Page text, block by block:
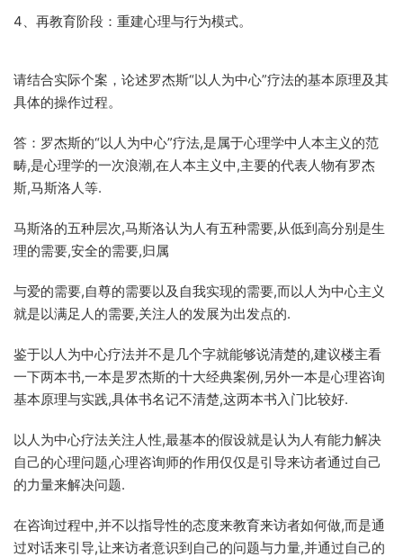
4、再教育阶段：重建心理与行为模式。
请结合实际个案，论述罗杰斯“以人为中心”疗法的基本原理及其
具体的操作过程。
答：罗杰斯的“以人为中心”疗法,是属于心理学中人本主义的范
畴,是心理学的一次浪潮,在人本主义中,主要的代表人物有罗杰
斯,马斯洛人等.
马斯洛的五种层次,马斯洛认为人有五种需要,从低到高分别是生
理的需要,安全的需要,归属
与爱的需要,自尊的需要以及自我实现的需要,而以人为中心主义
就是以满足人的需要,关注人的发展为出发点的.
鉴于以人为中心疗法并不是几个字就能够说清楚的,建议楼主看
一下两本书,一本是罗杰斯的十大经典案例,另外一本是心理咨询
基本原理与实践,具体书名记不清楚,这两本书入门比较好.
以人为中心疗法关注人性,最基本的假设就是认为人有能力解决
自己的心理问题,心理咨询师的作用仅仅是引导来访者通过自己
的力量来解决问题.
在咨询过程中,并不以指导性的态度来教育来访者如何做,而是通
过对话来引导,让来访者意识到自己的问题与力量,并通过自己的